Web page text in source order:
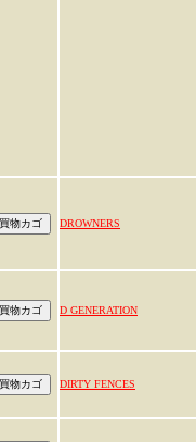
DROWNERS
D GENERATION
DIRTY FENCES